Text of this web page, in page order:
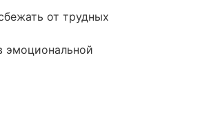
от трудных
эмоциональной